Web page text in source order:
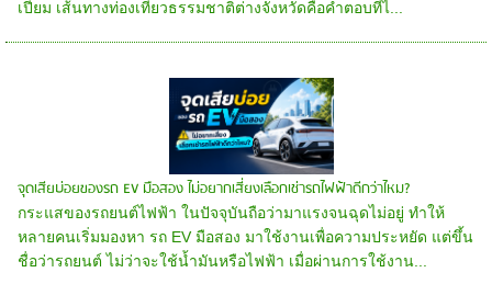
เปี่ยม เส้นทางท่องเที่ยวธรรมชาติต่างจังหวัดคือคำตอบที่ไ...
จุดเสียบ่อยของรถ EV มือสอง ไม่อยากเสี่ยงเลือกเช่ารถไฟฟ้าดีกว่าไหม?
กระแสของรถยนต์ไฟฟ้า ในปัจจุบันถือว่ามาแรงจนฉุดไม่อยู่ ทำให้
หลายคนเริ่มมองหา รถ EV มือสอง มาใช้งานเพื่อความประหยัด แต่ขึ้น
ชื่อว่ารถยนต์ ไม่ว่าจะใช้น้ำมันหรือไฟฟ้า เมื่อผ่านการใช้งาน...